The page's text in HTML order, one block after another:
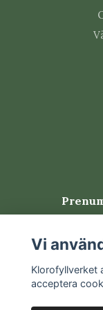
mjuka
Vanliga
Tradescantia
undersidor och
Vanliga
Är
Ja. Den växer
Vi
Klorofyllverket
acceptera